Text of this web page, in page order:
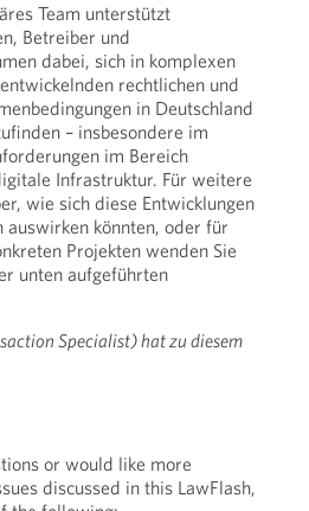
Team unterstützt
Betreiber und
dabei, sich in komplexen
rechtlichen und
in Deutschland
– insbesondere im
im Bereich
Infrastruktur. Für weitere
wie sich diese Entwicklungen
auswirken könnten, oder für
Projekten wenden Sie
unten aufgeführten
Specialist) hat zu diesem
or would like more
discussed in this LawFlash,